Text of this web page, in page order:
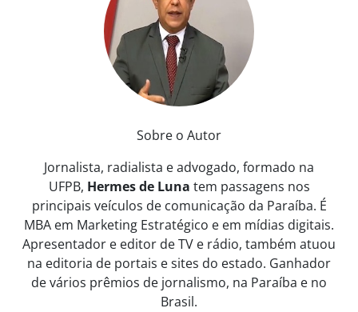
Sobre o Autor
Jornalista, radialista e advogado, formado na
UFPB, Hermes de Luna tem passagens nos
principais veículos de comunicação da Paraíba. É
MBA em Marketing Estratégico e em mídias digitais.
Apresentador e editor de TV e rádio, também atuou
na editoria de portais e sites do estado. Ganhador
de vários prêmios de jornalismo, na Paraíba e no
Brasil.